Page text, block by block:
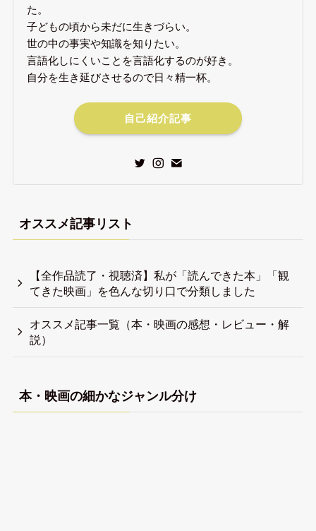
た。
子どもの頃から未だに生きづらい。
世の中の事実や知識を知りたい。
言語化しにくいことを言語化するのが好き。
自分を生き延びさせるので日々精一杯。
自己紹介記事
オススメ記事リスト
【全作品読了・視聴済】私が「読んできた本」「観
てきた映画」を色んな切り口で分類しました
オススメ記事一覧（本・映画の感想・レビュー・解
説）
本・映画の細かなジャンル分け